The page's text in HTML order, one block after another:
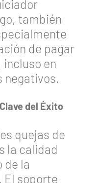
también
de pagar
incluso en
negativos.
del Éxito
quejas de
la calidad
de la
El soporte